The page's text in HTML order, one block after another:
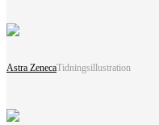
Astra ZenecaTidningsillustration